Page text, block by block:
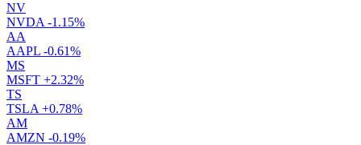
NV
NVDA -1.15%
AA
AAPL -0.61%
MS
MSFT +2.32%
TS
TSLA +0.78%
AM
AMZN -0.19%